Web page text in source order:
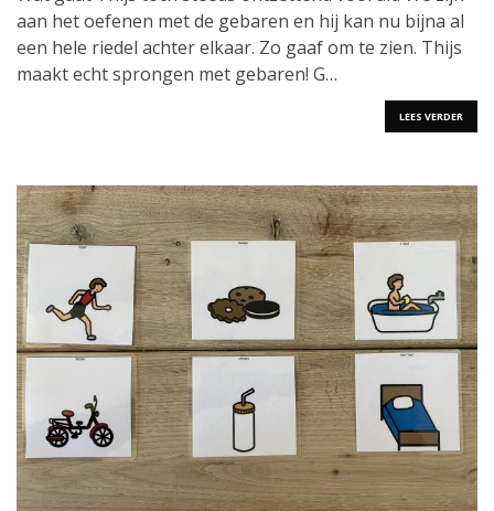
sprongen
met
gebaren
aan het oefenen met de gebaren en hij kan nu bijna al
een hele riedel achter elkaar. Zo gaaf om te zien. Thijs
maakt echt sprongen met gebaren! G…
LEES VERDER